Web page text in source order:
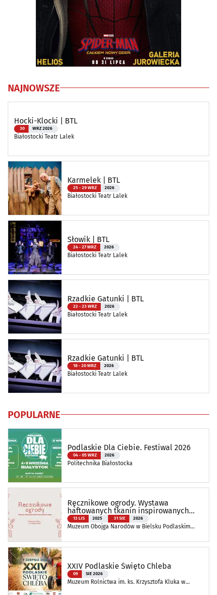
NAJNOWSZE
Hocki-Klocki | BTL
30 WRZ 2026
Białostocki Teatr Lalek
Karmelek | BTL
25 - 29 WRZ 2026
Białostocki Teatr Lalek
Słowik | BTL
24 - 27 WRZ 2026
Białostocki Teatr Lalek
Rzadkie Gatunki | BTL
22 - 23 WRZ 2026
Białostocki Teatr Lalek
Rzadkie Gatunki | BTL
18 - 20 WRZ 2026
Białostocki Teatr Lalek
POPULARNE
Podlaskie Dla Ciebie. Festiwal 2026
04 - 05 WRZ 2026
Politechnika Białostocka
Ręcznikowe ogrody. Wystawa
haftowanych tkanin inspirowanych
naturą
13 LIS 2025 31 SIE 2026
Muzeum Obojga Narodów w Bielsku Podlaskim
XXIV Podlaskie Święto Chleba
09 SIE 2026
Muzeum Rolnictwa im. ks. Krzysztofa Kluka w